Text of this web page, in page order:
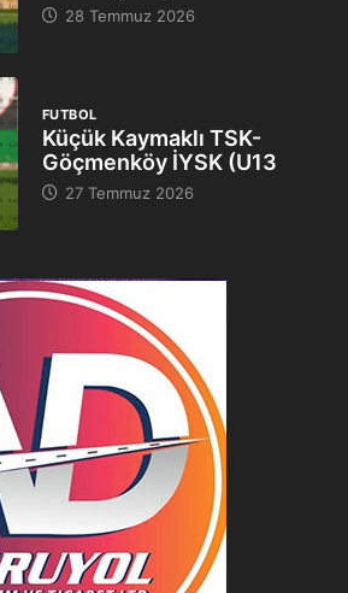
28 Temmuz 2026
FUTBOL
Küçük Kaymaklı TSK-
Göçmenköy İYSK (U13
27 Temmuz 2026